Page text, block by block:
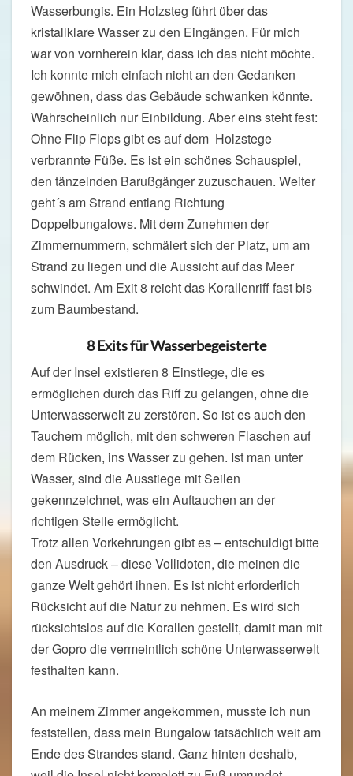
Wasserbungis. Ein Holzsteg führt über das
kristallklare Wasser zu den Eingängen. Für mich
war von vornherein klar, dass ich das nicht möchte.
Ich konnte mich einfach nicht an den Gedanken
gewöhnen, dass das Gebäude schwanken könnte.
Wahrscheinlich nur Einbildung. Aber eins steht fest:
Ohne Flip Flops gibt es auf dem Holzstege
verbrannte Füße. Es ist ein schönes Schauspiel,
den tänzelnden Barußgänger zuzuschauen. Weiter
geht´s am Strand entlang Richtung
Doppelbungalows. Mit dem Zunehmen der
Zimmernummern, schmälert sich der Platz, um am
Strand zu liegen und die Aussicht auf das Meer
schwindet. Am Exit 8 reicht das Korallenriff fast bis
zum Baumbestand.
8 Exits für Wasserbegeisterte
Auf der Insel existieren 8 Einstiege, die es
ermöglichen durch das Riff zu gelangen, ohne die
Unterwasserwelt zu zerstören. So ist es auch den
Tauchern möglich, mit den schweren Flaschen auf
dem Rücken, ins Wasser zu gehen. Ist man unter
Wasser, sind die Ausstiege mit Seilen
gekennzeichnet, was ein Auftauchen an der
richtigen Stelle ermöglicht.
Trotz allen Vorkehrungen gibt es – entschuldigt bitte
den Ausdruck – diese Vollidoten, die meinen die
ganze Welt gehört ihnen. Es ist nicht erforderlich
Rücksicht auf die Natur zu nehmen. Es wird sich
rücksichtslos auf die Korallen gestellt, damit man mit
der Gopro die vermeintlich schöne Unterwasserwelt
festhalten kann.
An meinem Zimmer angekommen, musste ich nun
feststellen, dass mein Bungalow tatsächlich weit am
Ende des Strandes stand. Ganz hinten deshalb,